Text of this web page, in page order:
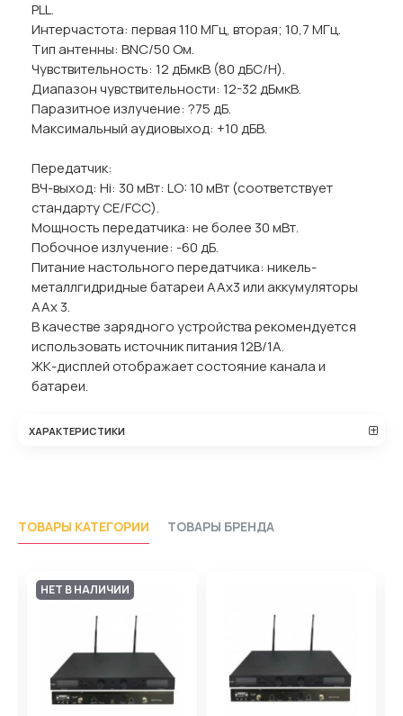
PLL.
Интерчастота: первая 110 МГц, вторая; 10,7 МГц.
Тип антенны: BNC/50 Ом.
Чувствительность: 12 дБмкВ (80 дБС/Н).
Диапазон чувствительности: 12-32 дБмкВ.
Паразитное излучение: ?75 дБ.
Максимальный аудиовыход: +10 дБВ.
Передатчик:
ВЧ-выход: Hi: 30 мВт: LO: 10 мВт (соответствует
стандарту CE/FCC).
Мощность передатчика: не более 30 мВт.
Побочное излучение: -60 дБ.
Питание настольного передатчика: никель-
металлгидридные батареи AAх3 или аккумуляторы
AAх 3.
В качестве зарядного устройства рекомендуется
использовать источник питания 12В/1А.
ЖК-дисплей отображает состояние канала и
батареи.
ХАРАКТЕРИСТИКИ
ТОВАРЫ КАТЕГОРИИ ТОВАРЫ БРЕНДА
НЕТ В НАЛИЧИИ